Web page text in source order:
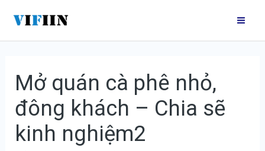
nội
Mở quán cà phê nhỏ,
đông khách – Chia sẽ
kinh nghiệm2
hướng
bài